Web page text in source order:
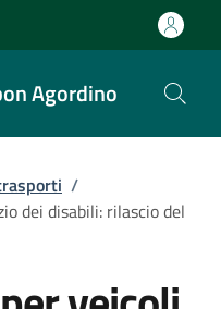
Agordino
/
dei disabili: rilascio del